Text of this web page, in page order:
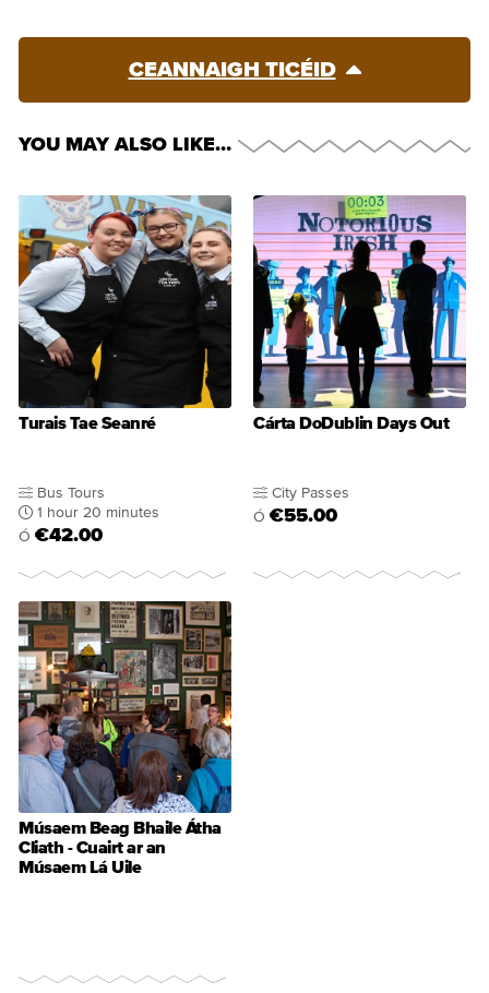
CEANNAIGH TICÉID
YOU MAY ALSO LIKE…
Turais Tae Seanré
Bus Tours
1 hour 20 minutes
Ó €42.00
Cárta DoDublin Days Out
City Passes
Ó €55.00
Músaem Beag Bhaile Átha
Cliath - Cuairt ar an
Músaem Lá Uile